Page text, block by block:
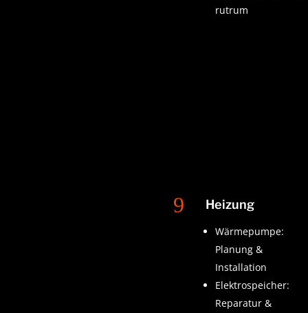
rutrum
9 Heizung
Wärmepumpe:
Planung &
Installation
Elektrospeicher:
Reparatur &